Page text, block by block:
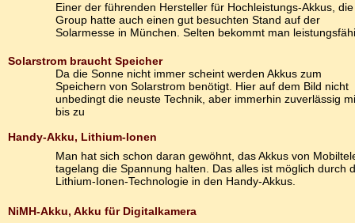
Einer der führenden Hersteller für Hochleistungs-Akkus,
Group hatte auch einen gut besuchten Stand auf der
Solarmesse in München. Selten bekommt man
Solarstrom braucht Speicher
Da die Sonne nicht immer scheint werden Akkus zum
Speichern von Solarstrom benötigt. Hier auf dem Bild nicht
unbedingt die neuste Technik, aber immerhin zuverlässig
bis zu
Handy-Akku, Lithium-Ionen
Man hat sich schon daran gewöhnt, das Akkus von
tagelang die Spannung halten. Das alles ist möglich durch
Lithium-Ionen-Technologie in den Handy-Akkus.
NiMH-Akku, Akku für Digitalkamera